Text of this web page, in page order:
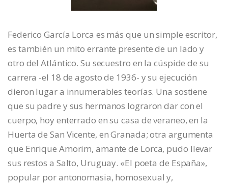
Federico García Lorca es más que un simple escritor,
es también un mito errante presente de un lado y
otro del Atlántico. Su secuestro en la cúspide de su
carrera -el 18 de agosto de 1936- y su ejecución
dieron lugar a innumerables teorías. Una sostiene
que su padre y sus hermanos lograron dar con el
cuerpo, hoy enterrado en su casa de veraneo, en la
Huerta de San Vicente, en Granada; otra argumenta
que Enrique Amorim, amante de Lorca, pudo llevar
sus restos a Salto, Uruguay. «El poeta de España»,
popular por antonomasia, homosexual y,